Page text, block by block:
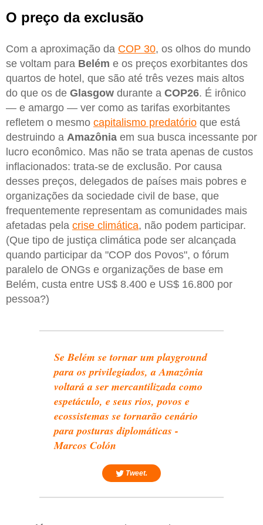
O preço da exclusão
Com a aproximação da COP 30, os olhos do mundo
se voltam para Belém e os preços exorbitantes dos
quartos de hotel, que são até três vezes mais altos
do que os de Glasgow durante a COP26. É irônico
— e amargo — ver como as tarifas exorbitantes
refletem o mesmo capitalismo predatório que está
destruindo a Amazônia em sua busca incessante por
lucro econômico. Mas não se trata apenas de custos
inflacionados: trata-se de exclusão. Por causa
desses preços, delegados de países mais pobres e
organizações da sociedade civil de base, que
frequentemente representam as comunidades mais
afetadas pela crise climática, não podem participar.
(Que tipo de justiça climática pode ser alcançada
quando participar da "COP dos Povos", o fórum
paralelo de ONGs e organizações de base em
Belém, custa entre US$ 8.400 e US$ 16.800 por
pessoa?)
Se Belém se tornar um playground
para os privilegiados, a Amazônia
voltará a ser mercantilizada como
espetáculo, e seus rios, povos e
ecossistemas se tornarão cenário
para posturas diplomáticas -
Marcos Colón
Tweet.